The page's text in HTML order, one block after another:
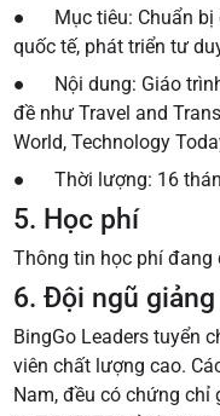
● Mục tiêu: Chuẩn bị
quốc tế, phát triển tư
● Nội dung: Giáo trình
đề như Travel and
World, Technology
● Thời lượng: 16
5. Học phí
Thông tin học phí đang
6. Đội ngũ giảng
BingGo Leaders tuyển
viên chất lượng cao.
Nam, đều có chứng chỉ